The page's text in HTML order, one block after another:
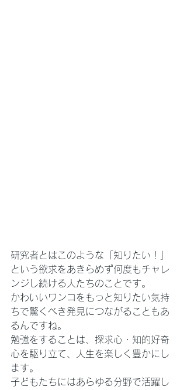
研究者とはこのような「知りたい！」
という欲求をあきらめず何度もチャレ
ンジし続ける人たちのことです。
かわいいワンコをもっと知りたい気持
ちで驚くべき発見につながることもあ
るんですね。
勉強をすることは、探求心・知的好奇
心を駆り立て、人生を楽しく豊かにし
ます。
子どもたちにはあらゆる分野で活躍し